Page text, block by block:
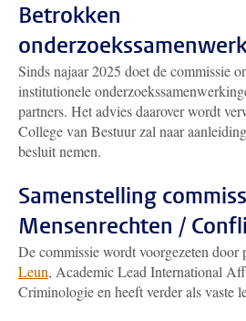
Betrokken
Sinds najaar 2025 doet de commissie
institutionele
partners. Het advies daarover wordt
College van Bestuur zal naar
besluit nemen.
Samenstelling
Mensenrechten /
De commissie wordt voorgezeten door
Leun, Academic Lead International
Criminologie en heeft verder als vaste